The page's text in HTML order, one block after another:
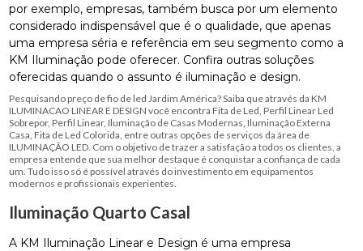
por exemplo, empresas, também busca por um elemento
considerado indispensável que é o qualidade, que apenas
uma empresa séria e referência em seu segmento como a
KM Iluminação pode oferecer. Confira outras soluções
oferecidas quando o assunto é iluminação e design.
Pesquisando preço de fio de led Jardim América? Saiba que através da KM
ILUMINACAO LINEAR E DESIGN você encontra Fita de Led, Perfil Linear Led
Sobrepor, Perfil Linear, Iluminação de Casas Modernas, Iluminação Externa
Casa, Fita de Led Colorida, entre outras opções de serviços da área de
ILUMINAÇÃO LED. Com o objetivo de trazer a satisfação a todos os clientes, a
empresa entende que sua melhor destaque é conquistar a confiança de cada
um. Tudo isso só é possível através do investimento em equipamentos
modernos e profissionais experientes.
Iluminação Quarto Casal
A KM Iluminação Linear e Design é uma empresa